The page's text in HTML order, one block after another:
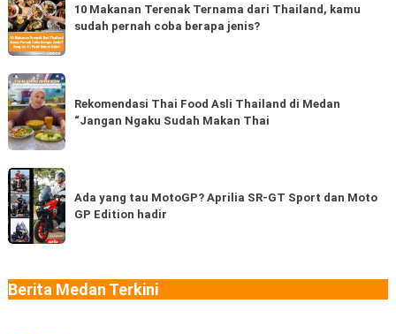
Makanan
Terenak
Ternama
dari
Thailand,
kamu
sudah
coba
berapa
jenis?
10 Makanan Terenak Ternama dari Thailand, kamu
sudah pernah coba berapa jenis?
Rekomendasi
Thai
Food
Asli
Thailand
di
Medan
“Jangan
Sudah
Makan
Rekomendasi Thai Food Asli Thailand di Medan
“Jangan Ngaku Sudah Makan Thai
Ada
yang
tau
MotoGP?
SR-
GT
Ada yang tau MotoGP? Aprilia SR-GT Sport dan Moto
GP Edition hadir
Berita Medan Terkini